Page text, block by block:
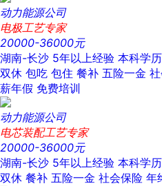
动力能源公司
电极工艺专家
20000-36000元
湖南-长沙 5年以上经验 本科学历
双休 包吃 包住 餐补 五险一金
薪年假 免费培训
动力能源公司
电芯装配工艺专家
20000-36000元
湖南-长沙 5年以上经验 本科学历
双休 餐补 五险一金 社会保险 年